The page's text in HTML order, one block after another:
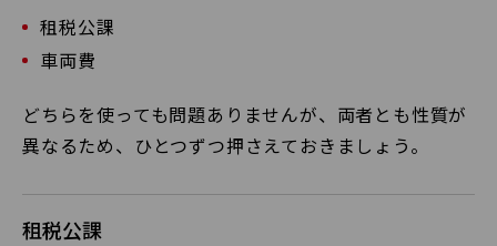
租税公課
車両費
どちらを使っても問題ありませんが、両者とも性質が
異なるため、ひとつずつ押さえておきましょう。
租税公課